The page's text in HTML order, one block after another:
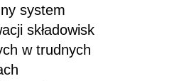
system
składowisk
w trudnych